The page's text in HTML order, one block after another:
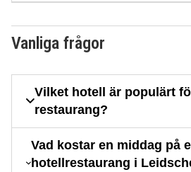
Vanliga frågor
Vilket hotell är populärt
restaurang?
Vad kostar en middag på
hotellrestaurang i